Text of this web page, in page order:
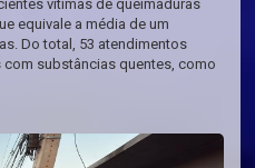
vítimas de queimaduras
equivale a média de um
Do total, 53 atendimentos
substâncias quentes, como